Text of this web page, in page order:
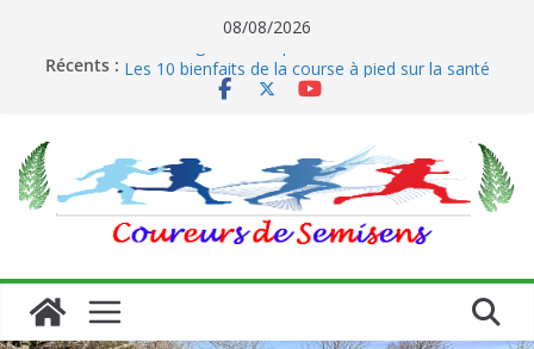
08/08/2026
Récents : Les 10 bienfaits de la course à pied sur la santé